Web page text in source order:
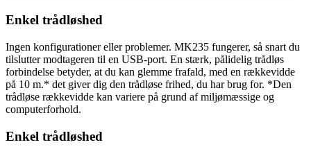
Enkel trådløshed
Ingen konfigurationer eller problemer. MK235 fungerer, så snart du
tilslutter modtageren til en USB-port. En stærk, pålidelig trådløs
forbindelse betyder, at du kan glemme frafald, med en rækkevidde
på 10 m.* det giver dig den trådløse frihed, du har brug for. *Den
trådløse rækkevidde kan variere på grund af miljømæssige og
computerforhold.
Enkel trådløshed